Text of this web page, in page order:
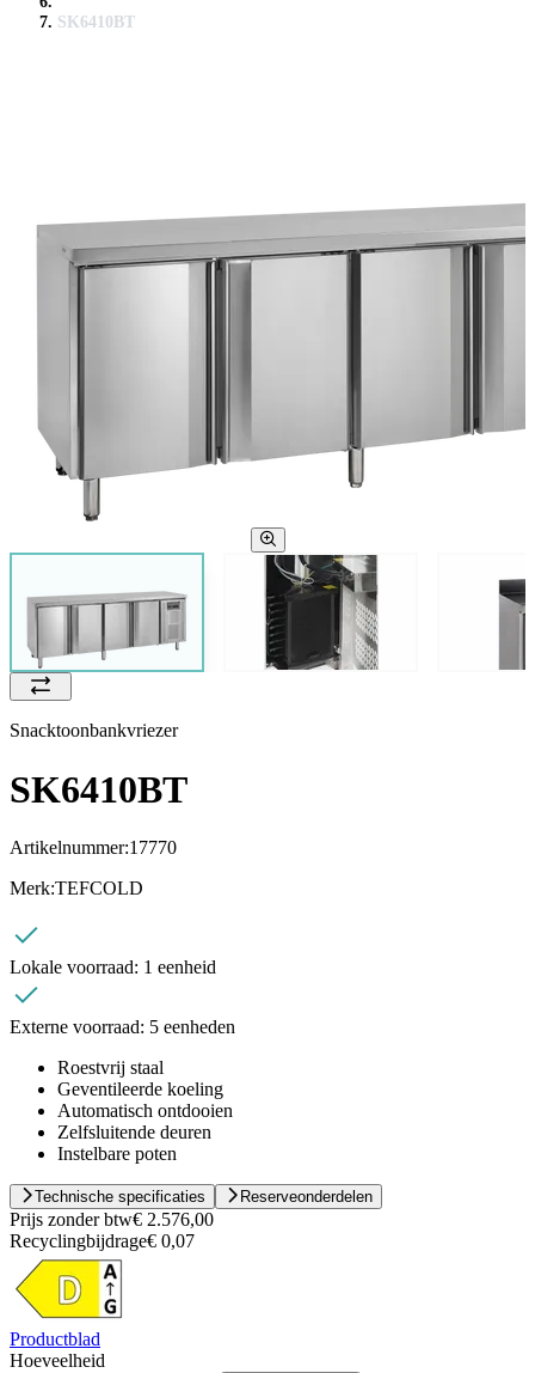
SK6410BT
Snacktoonbankvriezer
SK6410BT
Artikelnummer:17770
Merk:TEFCOLD
Lokale voorraad: 1 eenheid
Externe voorraad: 5 eenheden
Roestvrij staal
Geventileerde koeling
Automatisch ontdooien
Zelfsluitende deuren
Instelbare poten
Technische specificaties Reserveonderdelen
Prijs zonder btw€ 2.576,00
Recyclingbijdrage€ 0,07
Productblad
Hoeveelheid